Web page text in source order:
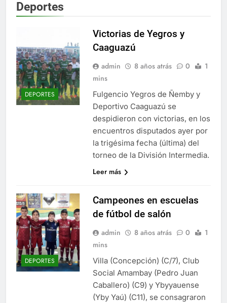
Deportes
DEPORTES
Victorias de Yegros y
Caaguazú
admin 8 años atrás 0
1
mins
Fulgencio Yegros de Ñemby y
Deportivo Caaguazú se
despidieron con victorias, en los
encuentros disputados ayer por
la trigésima fecha (última) del
torneo de la División Intermedia.
Leer más
DEPORTES
Campeones en escuelas
de fútbol de salón
admin 8 años atrás 0
1
mins
Villa (Concepción) (C/7), Club
Social Amambay (Pedro Juan
Caballero) (C9) y Ybyyauense
(Yby Yaú) (C11), se consagraron